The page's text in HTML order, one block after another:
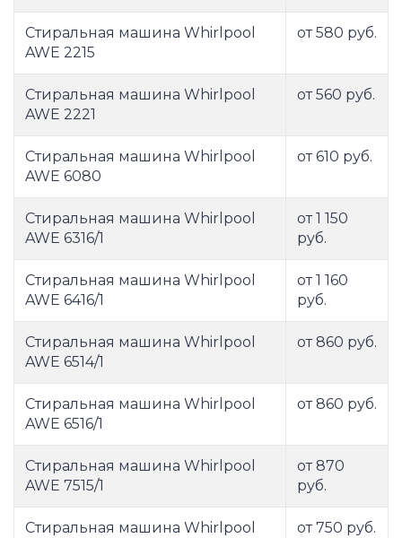
Стиральная машина Whirlpool
AWE 2215
от 580 руб.
Стиральная машина Whirlpool
AWE 2221
от 560 руб.
Стиральная машина Whirlpool
AWE 6080
от 610 руб.
Стиральная машина Whirlpool
AWE 6316/1
от 1 150
руб.
Стиральная машина Whirlpool
AWE 6416/1
от 1 160
руб.
Стиральная машина Whirlpool
AWE 6514/1
от 860 руб.
Стиральная машина Whirlpool
AWE 6516/1
от 860 руб.
Стиральная машина Whirlpool
AWE 7515/1
от 870
руб.
Стиральная машина Whirlpool
от 750 руб.